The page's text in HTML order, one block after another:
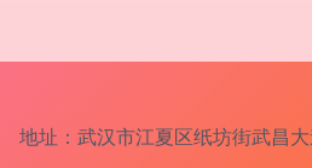
地址：武汉市江夏区纸坊街武昌